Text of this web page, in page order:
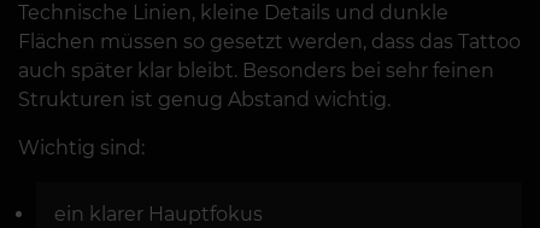
Technische Linien, kleine Details und dunkle
Flächen müssen so gesetzt werden, dass das Tattoo
auch später klar bleibt. Besonders bei sehr feinen
Strukturen ist genug Abstand wichtig.
Wichtig sind:
ein klarer Hauptfokus